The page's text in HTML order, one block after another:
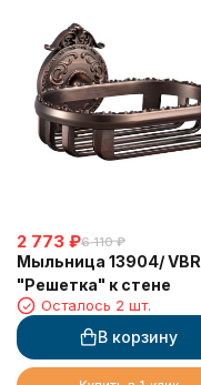
2 773 ₽6 110 ₽
Мыльница 13904/ VBR
"Решетка" к стене
Осталось 2 шт.
В корзину